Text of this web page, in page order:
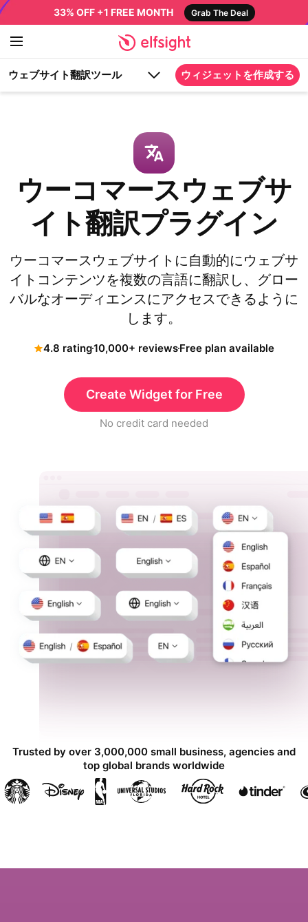
33% OFF +1 FREE MONTH Grab The Deal
ウェブサイト翻訳ツール ウィジェットを作成する
ウーコマースウェブサ
イト翻訳プラグイン
ウーコマースウェブサイトに自動的にウェブサ
イトコンテンツを複数の言語に翻訳し、グロー
バルなオーディエンスにアクセスできるように
します。
4.8 rating10,000+ reviewsFree plan available
Create Widget for Free
No credit card needed
Trusted by over 3,000,000 small business, agencies and
top global brands worldwide